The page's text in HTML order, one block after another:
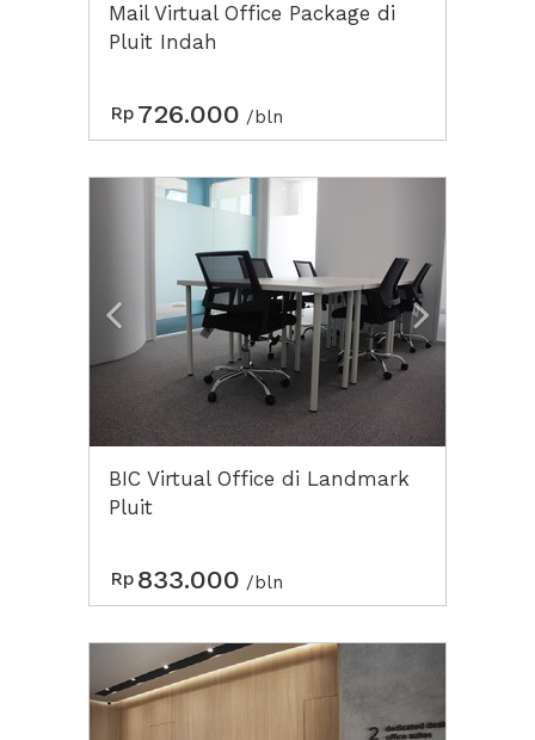
Mail Virtual Office Package di
Pluit Indah
Rp 726.000 /bln
Previous
BIC Virtual Office di Landmark
Pluit
Rp 833.000 /bln
Previous